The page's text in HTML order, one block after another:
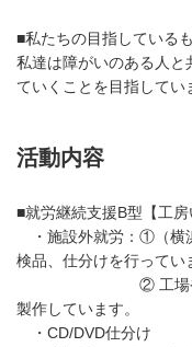
■私たちの目指している
私達は障がいのある人と
ていくことを目指してい
活動内容
■就労継続支援B型【工房
・施設外就労：①（横
検品、仕分けを行ってい
② 工場や倉庫で
製作しています。
・CD/DVD仕分け